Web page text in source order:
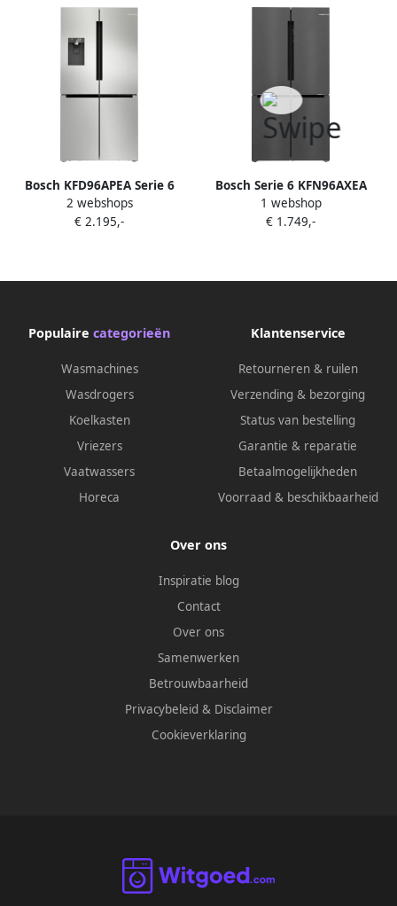
Bosch KFD96APEA Serie 6
Amerikaanse koelkast French
door No Frost nooit meer
wateraansluiting VitaFresh
vershoudlades RVS
2 webshops
€ 2.195,-
Bosch Serie 6 KFN96AXEA
amerikaanse koelkast
Vrijstaand 605 l Zwart
1 webshop
€ 1.749,-
Populaire categorieën
Wasmachines
Wasdrogers
Koelkasten
Vriezers
Vaatwassers
Horeca
Klantenservice
Retourneren & ruilen
Verzending & bezorging
Status van bestelling
Garantie & reparatie
Betaalmogelijkheden
Voorraad & beschikbaarheid
Over ons
Inspiratie blog
Contact
Over ons
Samenwerken
Betrouwbaarheid
Privacybeleid & Disclaimer
Cookieverklaring